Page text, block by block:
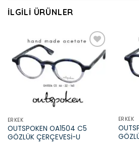
İLGILI ÜRÜNLER
Add to
wishlist
ERKEK
OUTSPOKEN OA1504 C5
GÖZLÜK ÇERÇEVESİ-U
ERKEK